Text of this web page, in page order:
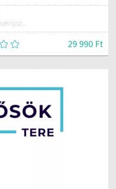
Design Thinking tréner, IT vezérigazgató
29 990 Ft